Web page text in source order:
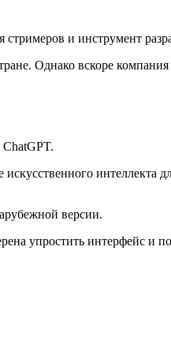
и инструмент
Однако вскоре
интеллекта
версии.
упростить интерфейс и